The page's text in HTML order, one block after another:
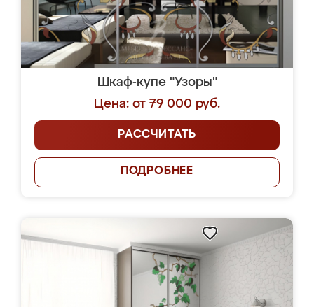
Шкаф-купе "Узоры"
Цена: от 79 000 руб.
РАССЧИТАТЬ
ПОДРОБНЕЕ